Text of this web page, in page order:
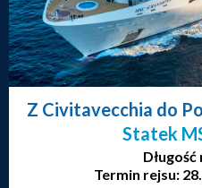
Z Civitavecchia do
Statek
Termin rejsu: